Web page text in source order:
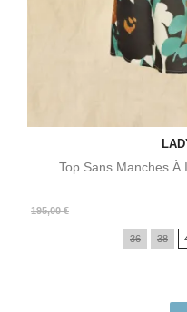
Top Sans Manches À
195,00 €
Prix
Prix
36 38